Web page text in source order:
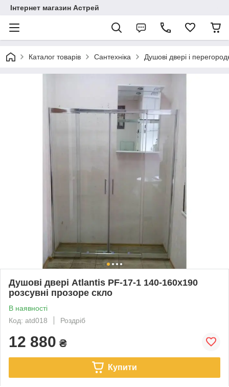
Інтернет магазин Астрей
Каталог товарів Сантехніка Душові двері і
Душові двері Atlantis PF-17-1 140-160х190
розсувні прозоре скло
В наявності
Код: atd018
Роздріб
12 880 ₴
Купити